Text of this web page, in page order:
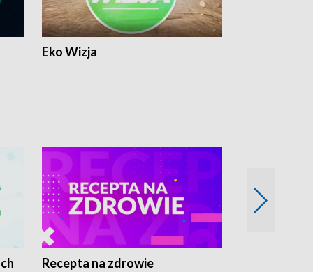
Eko Wizja
Recepta na zdrowie